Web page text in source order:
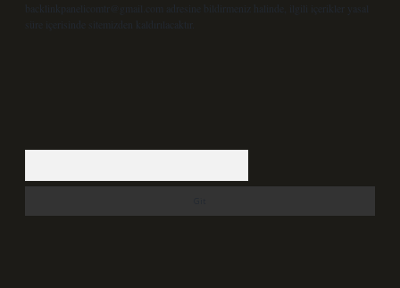
backlinkpanelicomtr@gmail.com
adresine bildirmeniz halinde, ilgili içerikler yasal
süre içerisinde sitemizden kaldırılacaktır.